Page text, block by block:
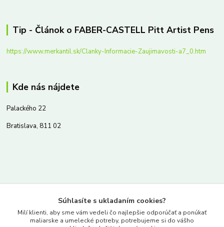
Tip - Článok o FABER-CASTELL Pitt Artist Pens
https://www.merkantil.sk/Clanky-Informacie-Zaujimavosti-a7_0.htm
Kde nás nájdete
Palackého 22
Bratislava, 811 02
www.merkantil.sk
Súhlasíte s ukladaním cookies?
Milí klienti, aby sme vám vedeli čo najlepšie odporúčať a ponúkať
maliarske a umelecké potreby, potrebujeme si do vášho